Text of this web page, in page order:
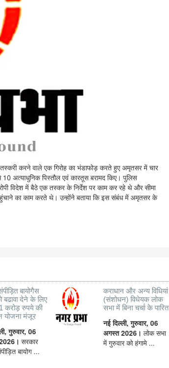
तस्करी करने वाले एक गिरोह का भंडाफोड़ करते हुए अमृतसर में चार
10 अत्याधुनिक पिस्तौल एवं कारतूस बरामद किए। पुलिस
विदेश में बैठे एक तस्कर के निर्देश पर काम कर रहे थे और सीमा
का काम करते थे। उन्होंने बताया कि इस संबंध में अमृतसर के
बायोगैस
बढावा देने के लिए
करोड़ रुपये की
योजना मंजूर
गुरुवार, 06
सरकार
बायोग ...
कराधान और अन्य विधियां
(संशोधन) विधेयक लोक
सभा में बिना चर्चा के पारित
नई दिल्ली, गुरुवार, 06
अगस्त 2026। लोक सभा
में गुरुवार को हंगामे ...